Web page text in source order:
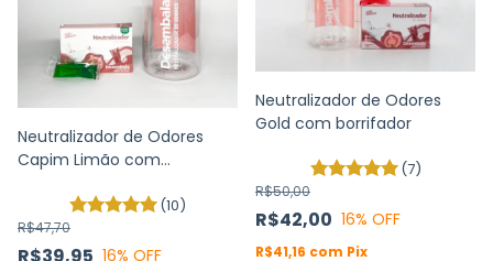
Neutralizador de Odores
Capim Limão com
(10)
R$47,70
16% OFF
Neutralizador de Odores
Gold com borrifador
(7)
R$42,00
R$50,00
16% OFF
R$41,16 com Pix